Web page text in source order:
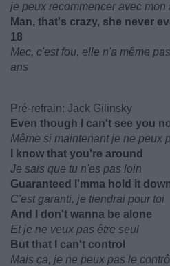
je peux recommencer avec mon
Man, that's crazy, she never
18
Mec, c'est fou, elle n'a même
ans
Pré-refrain: Jack Gilinsky
Even though I can't see you
Même si maintenant je ne peux
I know that you're around
Je sais que tu n'es pas loin
Guaranteed I'mma hold it
C'est garanti, je tiendrai pour toi
And I don't wanna be alone
Et je ne veux pas être seul
But that I can't control
Mais ça, je ne peux pas le